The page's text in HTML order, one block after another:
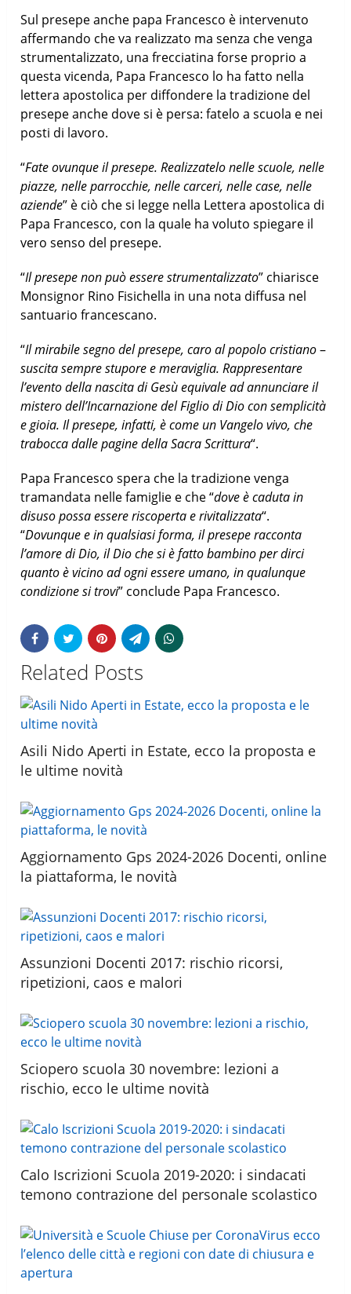
Sul presepe anche papa Francesco è intervenuto
affermando che va realizzato ma senza che venga
strumentalizzato, una frecciatina forse proprio a
questa vicenda, Papa Francesco lo ha fatto nella
lettera apostolica per diffondere la tradizione del
presepe anche dove si è persa: fatelo a scuola e nei
posti di lavoro.
“Fate ovunque il presepe. Realizzatelo nelle scuole, nelle
piazze, nelle parrocchie, nelle carceri, nelle case, nelle
aziende” è ciò che si legge nella Lettera apostolica di
Papa Francesco, con la quale ha voluto spiegare il
vero senso del presepe.
“Il presepe non può essere strumentalizzato” chiarisce
Monsignor Rino Fisichella in una nota diffusa nel
santuario francescano.
“Il mirabile segno del presepe, caro al popolo cristiano–
suscita sempre stupore e meraviglia. Rappresentare
l’evento della nascita di Gesù equivale ad annunciare il
mistero dell’Incarnazione del Figlio di Dio con semplicità
e gioia. Il presepe, infatti, è come un Vangelo vivo, che
trabocca dalle pagine della Sacra Scrittura“.
Papa Francesco spera che la tradizione venga
tramandata nelle famiglie e che “dove è caduta in
disuso possa essere riscoperta e rivitalizzata“.
“Dovunque e in qualsiasi forma, il presepe racconta
l’amore di Dio, il Dio che si è fatto bambino per dirci
quanto è vicino ad ogni essere umano, in qualunque
condizione si trovi” conclude Papa Francesco.
Related Posts
Asili Nido Aperti in Estate, ecco la proposta e
le ultime novità
Aggiornamento Gps 2024-2026 Docenti, online
la piattaforma, le novità
Assunzioni Docenti 2017: rischio ricorsi,
ripetizioni, caos e malori
Sciopero scuola 30 novembre: lezioni a
rischio, ecco le ultime novità
Calo Iscrizioni Scuola 2019-2020: i sindacati
temono contrazione del personale scolastico